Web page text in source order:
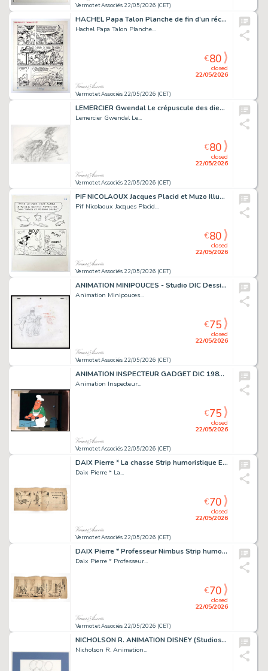
Vermot et Associés 22/05/2026 (CET)
HACHEL Papa Talon Planche de fin d’un récit publié...
Hachel Papa Talon Planche...
Vermot et Associés 22/05/2026 (CET)
closed
22/05/2026
€80
LEMERCIER Gwendal Le crépuscule des dieux Dessin préparatoire...
Lemercier Gwendal Le...
Vermot et Associés 22/05/2026 (CET)
closed
22/05/2026
€80
PIF NICOLAOUX Jacques Placid et Muzo Illustration humoristique...
Pif Nicolaoux Jacques Placid...
Vermot et Associés 22/05/2026 (CET)
closed
22/05/2026
€80
ANIMATION MINIPOUCES - Studio DIC Dessin original...
Animation Minipouces...
Vermot et Associés 22/05/2026 (CET)
closed
22/05/2026
€75
ANIMATION INSPECTEUR GADGET DIC 1983-1984 Cellulo sur...
Animation Inspecteur...
Vermot et Associés 22/05/2026 (CET)
closed
22/05/2026
€75
DAIX Pierre * La chasse Strip humoristique Encre de...
Daix Pierre * La...
Vermot et Associés 22/05/2026 (CET)
closed
22/05/2026
€70
DAIX Pierre * Professeur Nimbus Strip humoristique...
Daix Pierre * Professeur...
Vermot et Associés 22/05/2026 (CET)
closed
22/05/2026
€70
NICHOLSON R. ANIMATION DISNEY (Studios) Dingo en vacances Couverture...
Nicholson R. Animation...